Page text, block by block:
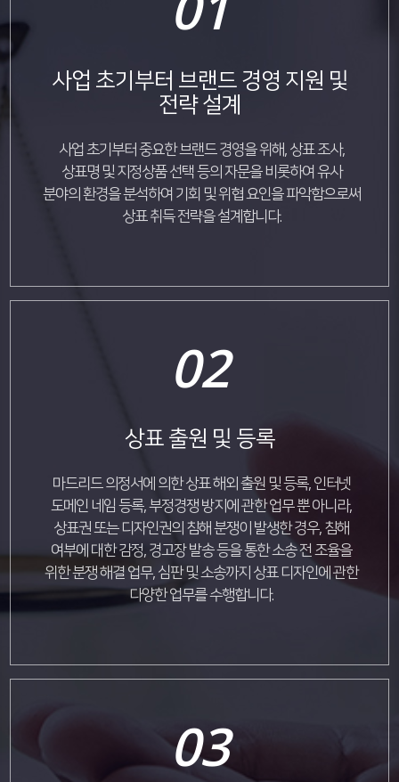
사업 초기부터 브랜드 경영 지원 및
전략 설계
사업 초기부터 중요한 브랜드 경영을 위해, 상표 조사,
상표명 및 지정상품 선택 등의 자문을 비롯하여 유사
분야의 환경을 분석하여 기회 및 위협 요인을 파악함으로써
상표 취득 전략을 설계합니다.
02
상표 출원 및 등록
마드리드 의정서에 의한 상표 해외 출원 및 등록, 인터넷
도메인 네임 등록, 부정경쟁 방지에 관한 업무 뿐 아니라,
상표권 또는 디자인권의 침해 분쟁이 발생한 경우, 침해
여부에 대한 감정, 경고장 발송 등을 통한 소송 전 조율을
위한 분쟁 해결 업무, 심판 및 소송까지 상표 디자인에 관한
다양한 업무를 수행합니다.
03